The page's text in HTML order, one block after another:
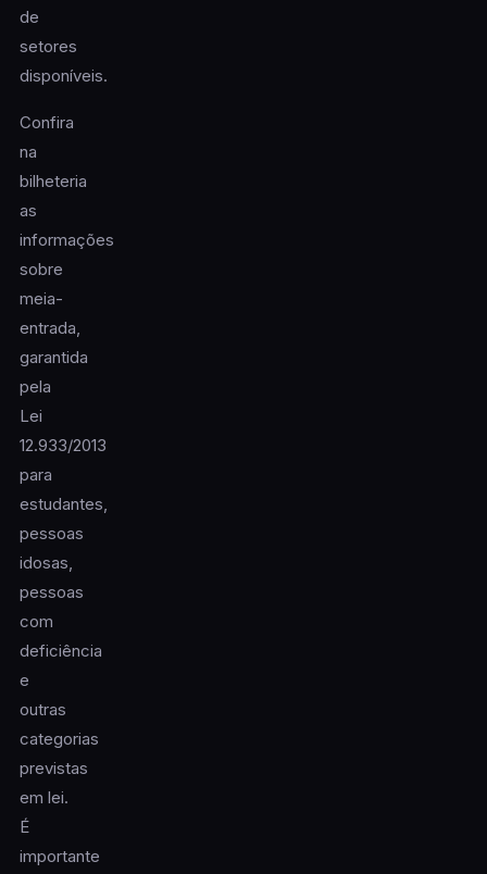
de
setores
disponíveis.
Confira
na
bilheteria
as
informações
sobre
meia-
entrada,
garantida
pela
Lei
12.933/2013
para
estudantes,
pessoas
idosas,
pessoas
com
deficiência
e
outras
categorias
previstas
em lei.
É
importante